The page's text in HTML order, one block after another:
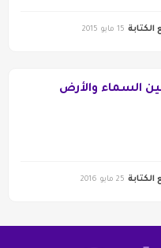
الكتابة 15 مايو 2015
السماء والأرض
الكتابة 25 مايو 2016